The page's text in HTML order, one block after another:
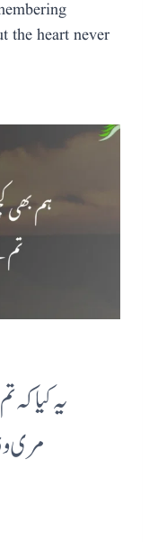
the heart never
یہ کیا کہ
مری